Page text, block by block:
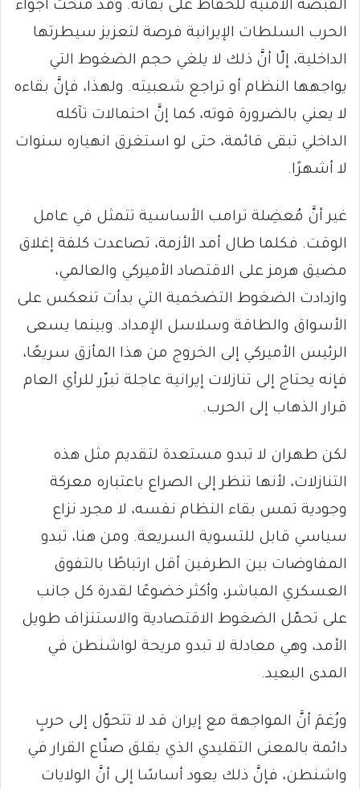
القبضة الأمنية للحفاظ على بقائه. وقد منحت أجواء
الحرب السلطات الإيرانية فرصة لتعزيز سيطرتها
الداخلية، إلّا أنَّ ذلك لا يلغي حجم الضغوط التي
يواجهها النظام أو تراجع شعبيته. ولهذا، فإنَّ بقاءه
لا يعني بالضرورة قوته، كما إنَّ احتمالات تآكله
الداخلي تبقى قائمة، حتى لو استغرق انهياره سنوات
لا أشهرًا.
غير أنَّ مُعضِلة ترامب الأساسية تتمثل في عامل
الوقت. فكلما طال أمد الأزمة، تصاعدت كلفة إغلاق
مضيق هرمز على الاقتصاد الأميركي والعالمي،
وازدادت الضغوط التضخمية التي بدأت تنعكس على
الأسواق والطاقة وسلاسل الإمداد. وبينما يسعى
الرئيس الأميركي إلى الخروج من هذا المأزق سريعًا،
فإنه يحتاج إلى تنازلات إيرانية عاجلة تبرّر للرأي العام
قرار الذهاب إلى الحرب.
لكن طهران لا تبدو مستعدة لتقديم مثل هذه
التنازلات، لأنها تنظر إلى الصراع باعتباره معركة
وجودية تمس بقاء النظام نفسه، لا مجرد نزاع
سياسي قابل للتسوية السريعة. ومن هنا، تبدو
المفاوضات بين الطرفين أقل ارتباطًا بالتفوق
العسكري المباشر، وأكثر خضوعًا لقدرة كل جانب
على تحمّل الضغوط الاقتصادية والاستنزاف طويل
الأمد، وهي معادلة لا تبدو مريحة لواشنطن في
المدى البعيد.
ورُغمَ أنَّ المواجهة مع إيران قد لا تتحوّل إلى حربٍ
دائمة بالمعنى التقليدي الذي يقلق صنّاع القرار في
واشنطن، فإنَّ ذلك يعود أساسًا إلى أنَّ الولايات